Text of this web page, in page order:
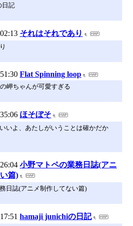
日記
それはそれであり
Flat Spinning loop
岬ちゃんが可愛すぎる
ほそぼそ
いよ、あたしがいうことは確かだか
小野マトペの業務日誌(アニ
篇)
日誌(アニメ制作してない篇)
hamaji junichiの日記